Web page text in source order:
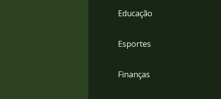
Educação
Esportes
Finanças